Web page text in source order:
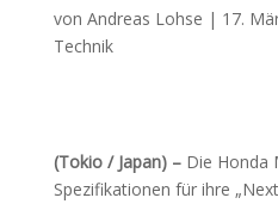
von Andreas Lohse | 17.
Technik
(Tokio / Japan) –Die Honda
Spezifikationen für ihre